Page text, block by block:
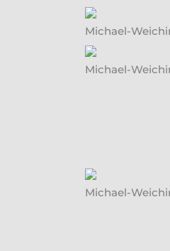
Michael-
Michael-
Michael-